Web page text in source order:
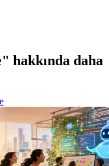
hakkında daha